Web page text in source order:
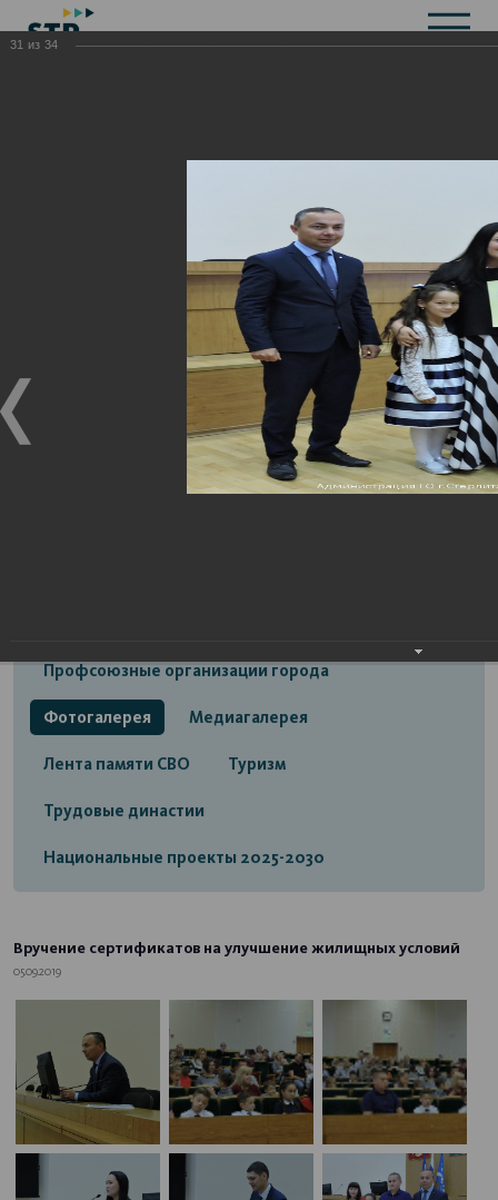
Территориальные органы и представительства
Актуальная информация Открытые данные
Строительство
Жилищно-коммунальное хозяйство
Инвестиционная привлекательность
Профсоюзные организации города
Фотогалерея Медиагалерея
Лента памяти СВО Туризм
Трудовые династии
Национальные проекты 2025-2030
Вручение сертификатов на улучшение жилищных условий
05.09.2019
31 из 34